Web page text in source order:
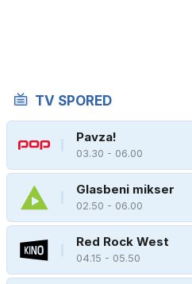
TV SPORED
Pavza!
03.30 - 06.00
Glasbeni mikser
02.50 - 06.00
Red Rock West
04.15 - 05.50